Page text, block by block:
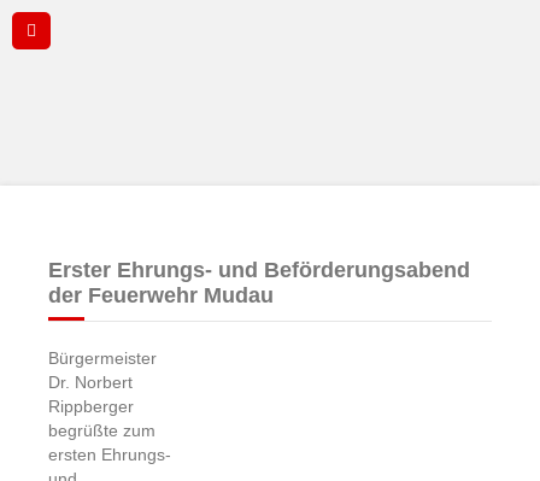
Erster Ehrungs- und Beförderungsabend
der Feuerwehr Mudau
Bürgermeister
Dr. Norbert
Rippberger
begrüßte zum
ersten Ehrungs-